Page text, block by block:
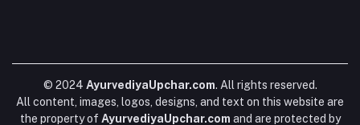
EDITORIAL POLICY
© 2024 AyurvediyaUpchar.com. All rights reserved.
All content, images, logos, designs, and text on this website are
the property of AyurvediyaUpchar.com and are protected by